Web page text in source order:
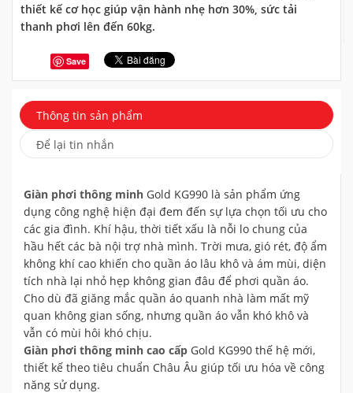
thiết kế cơ học giúp vận hành nhẹ hơn 30%, sức tải
thanh phơi lên đến 60kg.
Save
Thông tin sản phẩm
Để lại tin nhắn
Giàn phơi thông minh Gold KG990 là sản phẩm ứng
dụng công nghệ hiện đại đem đến sự lựa chọn tối ưu cho
các gia đình. Khí hậu, thời tiết xấu là nỗi lo chung của
hầu hết các bà nội trợ nhà mình. Trời mưa, gió rét, độ ẩm
không khí cao khiến cho quần áo lâu khô và ám mùi, diện
tích nhà lại nhỏ hẹp không gian đâu để phơi quần áo.
Cho dù đã giăng mắc quần áo quanh nhà làm mất mỹ
quan không gian sống, nhưng quần áo vẫn khó khô và
vẫn có mùi hôi khó chịu.
Giàn phơi thông minh cao cấp Gold KG990 thế hệ mới,
thiết kế theo tiêu chuẩn Châu Âu giúp tối ưu hóa về công
năng sử dụng.